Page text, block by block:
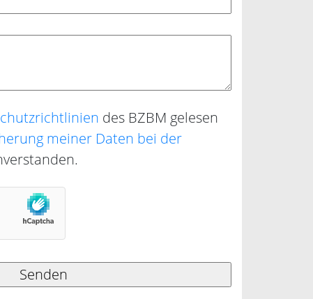
des BZBM gelesen
meiner Daten bei der